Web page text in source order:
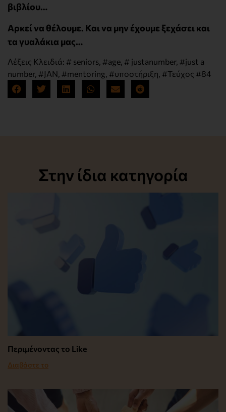
βιβλίου…
Αρκεί να θέλουμε. Και να μην έχουμε ξεχάσει και
τα γυαλάκια μας…
Λέξεις Κλειδιά: # seniors, #age, # justanumber, #just a
number, #JAN, #mentoring, #υποστήριξη, #Τεύχος #84
Στην ίδια κατηγορία
Περιμένοντας το Like
Διαβάστε το